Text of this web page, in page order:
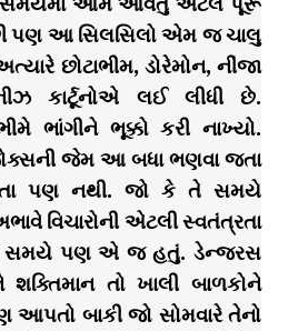
પણ આ સિલસિલો એમ જ ચાલુ
છોટાભીમ, ડોરેમોન, નીંજા
કાર્ટૂનોએ લઈ લીધી છે.
ભાંગીને ભૂક્કો કરી નાખ્યો.
જેમ આ બધા ભણવા જતા
પણ નથી. જો કે તે સમયે
વિચારોની એટલી સ્વતંત્રતા
સમયે પણ એ જ હતું. ડેન્જરસ
તો ખાલી બાળકોને
આપતો બાકી જો સોમવારે તેનો